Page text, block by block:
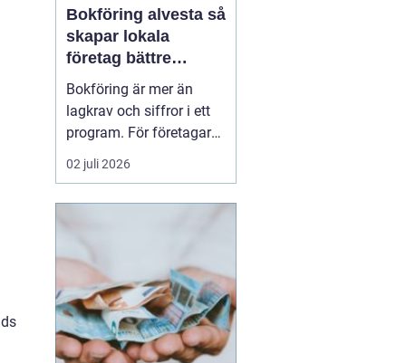
Bokföring alvesta så
skapar lokala
företag bättre
kontroll och
tryggare ekonomi
Bokföring är mer än
lagkrav och siffror i ett
program. För företagare i
Alvesta handlar det om
vardaglig trygghet, bättre
korrekta, uppdaterade
och begripliga blir det
enklare att växa, ...
02 juli 2026